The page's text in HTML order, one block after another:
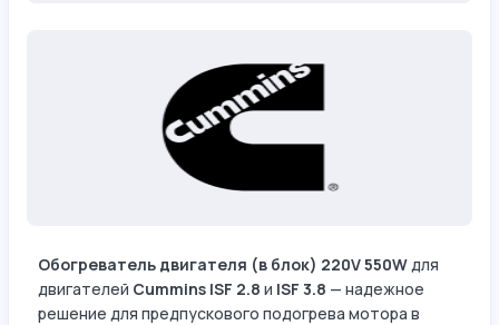
Обогреватель двигателя (в блок) 220V 550W для
двигателей Cummins ISF 2.8 и ISF 3.8 — надежное
решение для предпускового подогрева мотора в